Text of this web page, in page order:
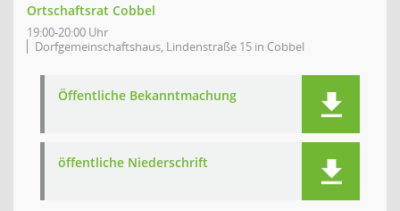
Ortschaftsrat Cobbel
19:00-20:00 Uhr
Dorfgemeinschaftshaus, Lindenstraße 15 in Cobbel
Öffentliche Bekanntmachung
öffentliche Niederschrift